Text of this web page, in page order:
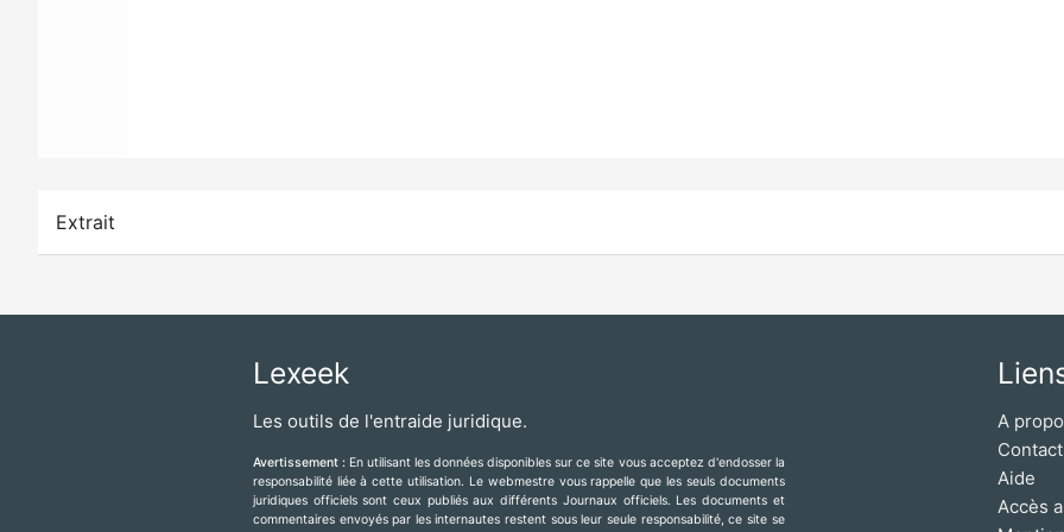
Extrait
Lexeek
Les outils de l'entraide juridique.
Avertissement : En utilisant les données disponibles sur ce site vous acceptez d'endosser la
responsabilité liée à cette utilisation. Le webmestre vous rappelle que les seuls documents
juridiques officiels sont ceux publiés aux différents Journaux officiels. Les documents et
commentaires envoyés par les internautes restent sous leur seule responsabilité, ce site se
A
Contact
Aide
Accès